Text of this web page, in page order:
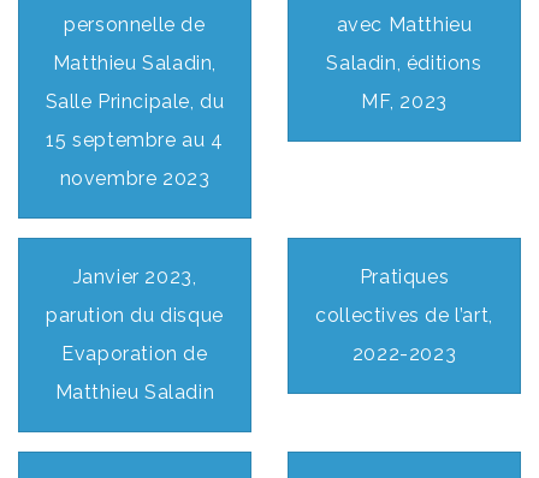
personnelle de
Matthieu Saladin,
Salle Principale, du
15 septembre au 4
novembre 2023
avec Matthieu
Saladin, éditions
MF, 2023
Janvier 2023,
parution du disque
Evaporation de
Matthieu Saladin
Pratiques
collectives de l’art,
2022-2023